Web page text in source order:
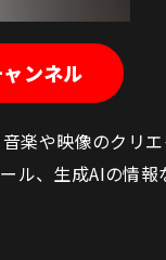
ンネル
楽や映像のクリ
ル、生成AIの情報